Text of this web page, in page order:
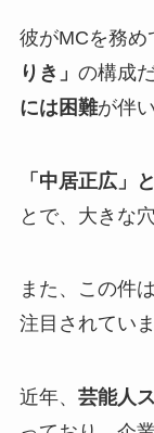
彼がMCを務め
りき」 の構成
には困難が伴
「中居正広」
とで、大きな
また、この件は
注目されていま
近年、 芸能人